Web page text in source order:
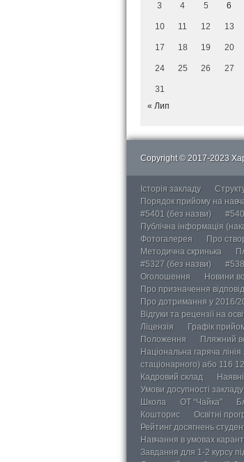
3 4 5 6
10 11 12 13
17 18 19 20
24 25 26 27
31
« Лип
Copyright © 2017-2023
Історія закладу
Порядок прийому на
#5401 (без назви)
Публічна інформація
Фотогалерея
Про
Методична скринька
#5327 (без назви)
Оголошення
Новини
Про призначення
Про дотримання у 2016/
Відгуки та рецензії на
Ліцензія
Графік
Положення
Пляжний
Національна гаряча
стаціонарного) або 116
Кадровий склад
Умови досупності
Школа
ОТ “Чайка”
Кошторис
Освітні
Рейтинг досягнень
Навчання в умовах
Завдання для 1-2 курсу